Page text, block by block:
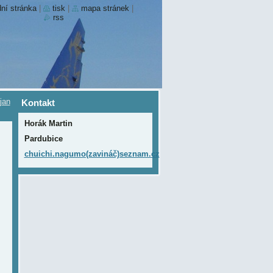
Kontakt
Horák Martin
Pardubice
chuichi.nagumo(zavináč)seznam.cz
stránka tisk mapa stránek
rss